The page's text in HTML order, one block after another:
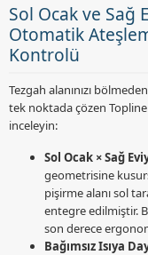
Sol Ocak ve Sağ
Otomatik
Kontrolü
Tezgah alanınızı
tek noktada çözen
inceleyin:
Sol Ocak × Sağ
geometrisine
pişirme alanı sol
entegre edilmiştir.
son derece
Bağımsız Isıya